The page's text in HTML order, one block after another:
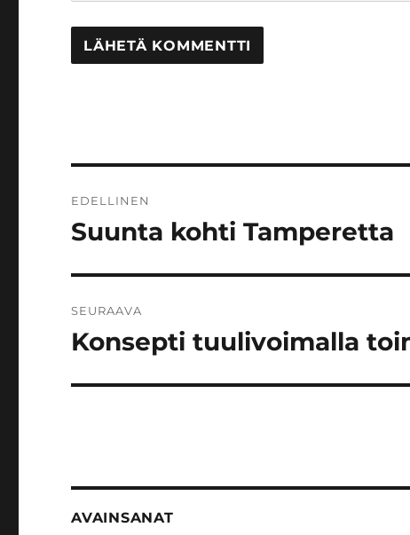
selaus
EDELLINEN
Edellinen
Suunta kohti Tamperetta
SEURAAVA
Seuraava
Konsepti tuulivoimalla
AVAINSANAT